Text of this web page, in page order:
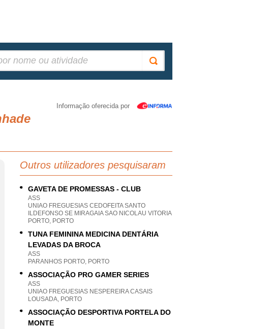
Informação oferecida por
Outros utilizadores pesquisaram
GAVETA DE PROMESSAS - CLUB
ASS
UNIAO FREGUESIAS CEDOFEITA SANTO
ILDEFONSO SE MIRAGAIA SAO NICOLAU VITORIA
PORTO, PORTO
TUNA FEMININA MEDICINA DENTÁRIA
LEVADAS DA BROCA
ASS
PARANHOS PORTO, PORTO
ASSOCIAÇÃO PRO GAMER SERIES
ASS
UNIAO FREGUESIAS NESPEREIRA CASAIS
LOUSADA, PORTO
ASSOCIAÇÃO DESPORTIVA PORTELA DO
MONTE